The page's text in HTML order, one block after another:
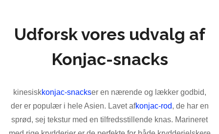
Udforsk vores udvalg af
Konjac-snacks
kinesiskkonjac-snackser en nærende og lækker godbid,
der er populær i hele Asien. Lavet afkonjac-rod, de har en
sprød, sej tekstur med en tilfredsstillende knas. Marineret